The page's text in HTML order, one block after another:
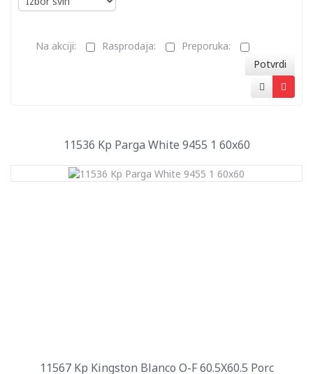
Na akciji: Rasprodaja:
Preporuka:
Potvrdi
11536 Kp Parga White 9455 1 60x60
11567 Kp Kingston Blanco O-F 60.5X60.5 Porc